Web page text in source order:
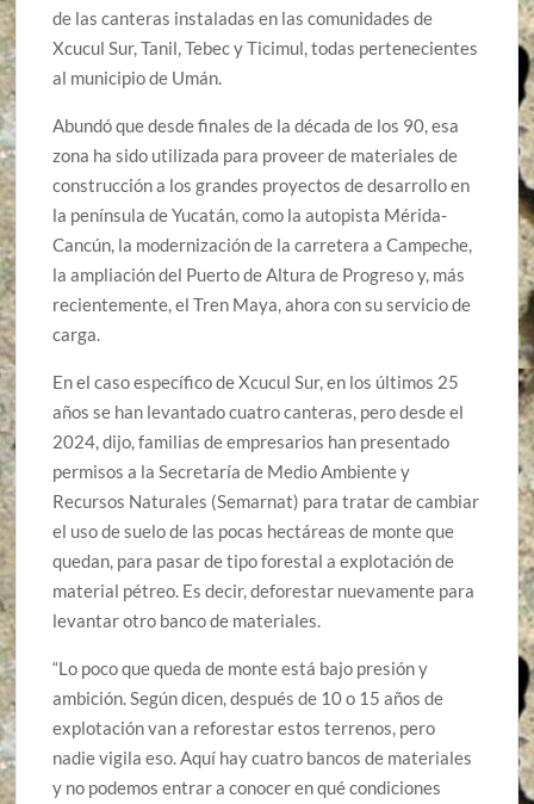
de las canteras instaladas en las comunidades de
Xcucul Sur, Tanil, Tebec y Ticimul, todas pertenecientes
al municipio de Umán.
Abundó que desde finales de la década de los 90, esa
zona ha sido utilizada para proveer de materiales de
construcción a los grandes proyectos de desarrollo en
la península de Yucatán, como la autopista Mérida-
Cancún, la modernización de la carretera a Campeche,
la ampliación del Puerto de Altura de Progreso y, más
recientemente, el Tren Maya, ahora con su servicio de
carga.
En el caso específico de Xcucul Sur, en los últimos 25
años se han levantado cuatro canteras, pero desde el
2024, dijo, familias de empresarios han presentado
permisos a la Secretaría de Medio Ambiente y
Recursos Naturales (Semarnat) para tratar de cambiar
el uso de suelo de las pocas hectáreas de monte que
quedan, para pasar de tipo forestal a explotación de
material pétreo. Es decir, deforestar nuevamente para
levantar otro banco de materiales.
“Lo poco que queda de monte está bajo presión y
ambición. Según dicen, después de 10 o 15 años de
explotación van a reforestar estos terrenos, pero
nadie vigila eso. Aquí hay cuatro bancos de materiales
y no podemos entrar a conocer en qué condiciones